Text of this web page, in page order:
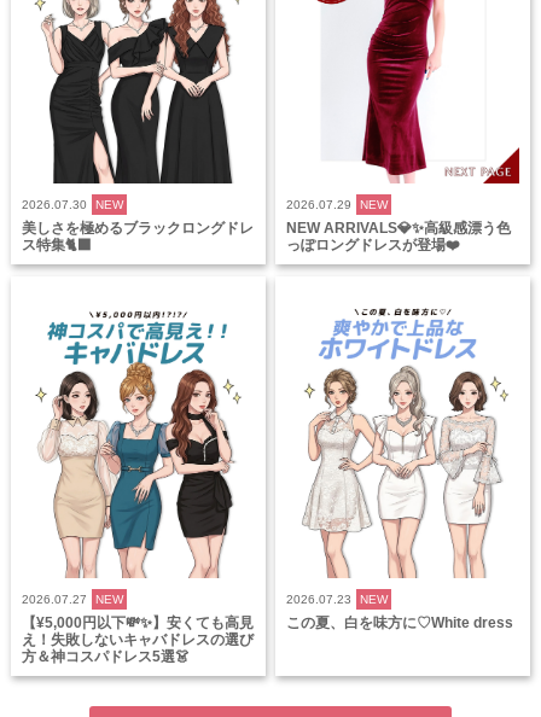
2026.07.30 NEW
美しさを極めるブラックロングドレ
ス特集🐈‍⬛
2026.07.29 NEW
NEW ARRIVALS💎✨高級感漂う色
っぽロングドレスが登場❤️
2026.07.27 NEW
【¥5,000円以下💸✨】安くても高見
え！失敗しないキャバドレスの選び
方＆神コスパドレス5選👗
2026.07.23 NEW
この夏、白を味方に♡White dress